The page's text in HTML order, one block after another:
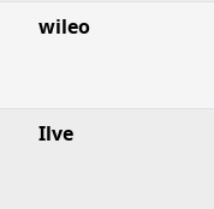
wileo
Ilve